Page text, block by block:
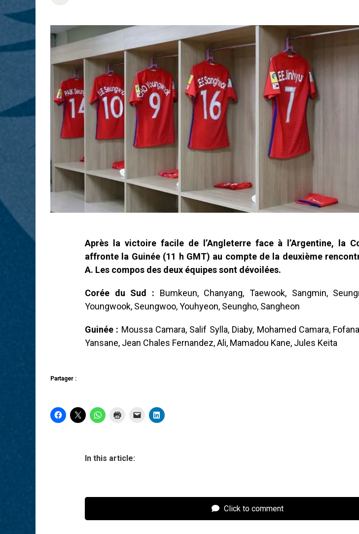
Après la victoire facile de l’Angleterre face à l’Argentine, la
affronte la Guinée (11 h GMT) au compte de la deuxième
A. Les compos des deux équipes sont dévoilées.
Corée du Sud : Bumkeun, Chanyang, Taewook, Sangmin,
Youngwook, Seungwoo, Youhyeon, Seungho, Sangheon
Guinée : Moussa Camara, Salif Sylla, Diaby, Mohamed Camara,
Yansane, Jean Chales Fernandez, Ali, Mamadou Kane, Jules Keita
Partager :
In this article:
Click to comment